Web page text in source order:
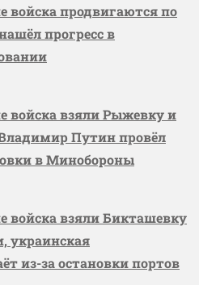
войска продвигаются по
прогресс в
войска взяли Рыжевку и
Путин провёл
в Минобороны
войска взяли Бикташевку
украинская
из-за остановки портов